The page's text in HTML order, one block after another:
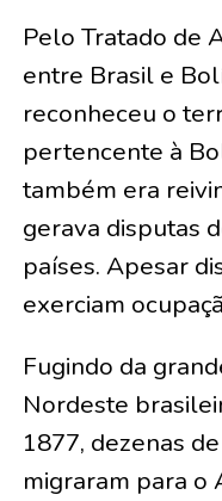
Pelo Tratado de
entre Brasil e
reconheceu o
pertencente à
também era
gerava disputas
países. Apesar
exerciam
Fugindo da
Nordeste
1877, dezenas
migraram para o